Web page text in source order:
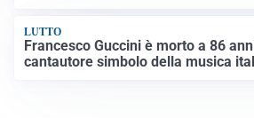
LUTTO
Francesco Guccini è morto a 86
cantautore simbolo della musica